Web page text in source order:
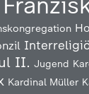
II. Jugend
Kardinal Müller